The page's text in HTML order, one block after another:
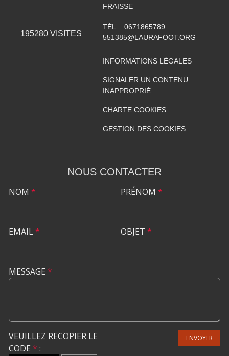
195280 VISITES
FRAISSE
TÉL. : 0671865789
551385@LAURAFOOT.ORG
INFORMATIONS LÉGALES
SIGNALER UN CONTENU
INAPPROPRIÉ
CHARTE COOKIES
GESTION DES COOKIES
NOUS CONTACTER
NOM *
EMAIL*
PRÉNOM *
OBJET *
MESSAGE *
VEUILLEZ RECOPIER LE
CODE * :
ENVOYER